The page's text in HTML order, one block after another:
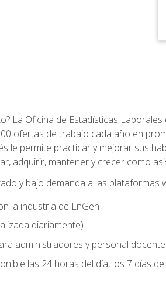
La Oficina de Estadísticas Laborales
ofertas de trabajo cada año en
le permite practicar y mejorar sus
adquirir, mantener y crecer como
y bajo demanda a las plataformas
la industria de EnGen
diariamente)
administradores y personal docente
las 24 horas del día, los 7 días